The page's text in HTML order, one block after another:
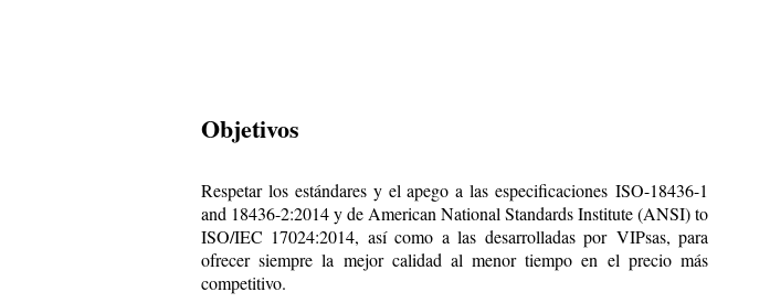
Objetivos
Respetar los estándares y el apego a las especificaciones ISO-18436-1
and 18436-2:2014 y de American National Standards Institute (ANSI) to
ISO/IEC 17024:2014, así como a las desarrolladas por VIPsas, para
ofrecer siempre la mejor calidad al menor tiempo en el precio más
competitivo.